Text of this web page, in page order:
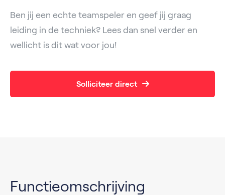
Ben jij een echte teamspeler en geef jij graag
leiding in de techniek? Lees dan snel verder en
wellicht is dit wat voor jou!
Solliciteer direct
Functieomschrijving